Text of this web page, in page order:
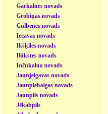
Garkalnes novads
Grobiņas novads
Gulbenes novads
Iecavas novads
Ikšķiles novads
Ilūkstes novads
Inčukalna novads
Jaunjelgavas novads
Jaunpiebalgas novads
Jaunpils novads
Jēkabpils